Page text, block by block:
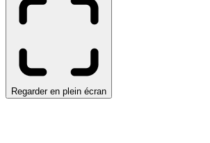
Regarder en plein écran